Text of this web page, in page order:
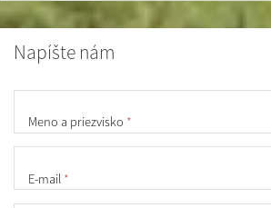
Napíšte nám
Meno a priezvisko *
E-mail *